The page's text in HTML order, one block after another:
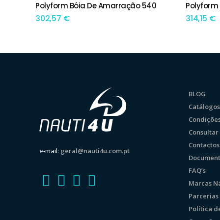
ADICIONAR
Polyform Bóia De Amarração 540
302,57 € 314,15 €
e-mail: geral@nauti4u.com.pt
BLOG
Contactos
FAQ’s
Marcas
Parcerias
Política